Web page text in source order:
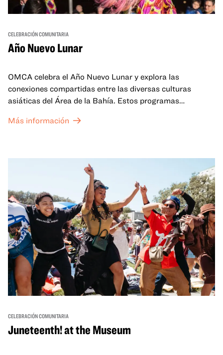
CELEBRACIÓN COMUNITARIA
Año Nuevo Lunar
OMCA celebra el Año Nuevo Lunar y explora las
conexiones compartidas entre las diversas culturas
asiáticas del Área de la Bahía. Estos programas
celebran y honran las tradiciones del Año Nuevo Lunar a
un espacio para que nuestras comunidades AAPI se
reúnan y se eleven mutuamente con círculos de curación
tanto presenciales como virtuales.
Más información
CELEBRACIÓN COMUNITARIA
Juneteenth! at the Museum